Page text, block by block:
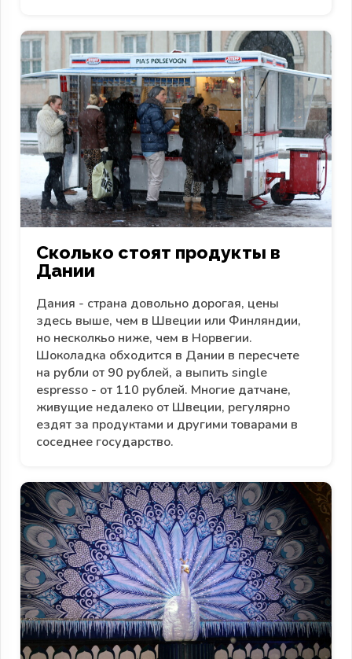
Сколько стоят продукты в
Дании
Дания - страна довольно дорогая, цены
здесь выше, чем в Швеции или Финляндии,
но несколкьо ниже, чем в Норвегии.
Шоколадка обходится в Дании в пересчете
на рубли от 90 рублей, а выпить single
espresso - от 110 рублей. Многие датчане,
живущие недалеко от Швеции, регулярно
ездят за продуктами и другими товарами в
соседнее государство.